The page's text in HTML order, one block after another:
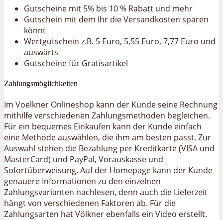
Gutscheine mit 5% bis 10 % Rabatt und mehr
Gutschein mit dem Ihr die Versandkosten sparen
könnt
Wertgutschein z.B. 5 Euro, 5,55 Euro, 7,77 Euro und
auswärts
Gutscheine für Gratisartikel
Zahlungsmöglichkeiten
Im Voelkner Onlineshop kann der Kunde seine Rechnung
mithilfe verschiedenen Zahlungsmethoden begleichen.
Für ein bequemes Einkaufen kann der Kunde einfach
eine Methode auswählen, die ihm am besten passt. Zur
Auswahl stehen die Bezahlung per Kreditkarte (VISA und
MasterCard) und PayPal, Vorauskasse und
Sofortüberweisung. Auf der Homepage kann der Kunde
genauere Informationen zu den einzelnen
Zahlungsvarianten nachlesen, denn auch die Lieferzeit
hängt von verschiedenen Faktoren ab. Für die
Zahlungsarten hat Völkner ebenfalls ein Video erstellt.